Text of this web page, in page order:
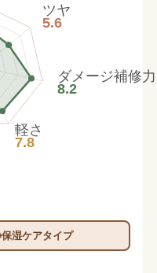
ツヤ
5.6
ダメージ補修力
8.2
軽さ
7.8
保湿ケアタイプ